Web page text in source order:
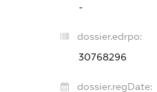
-
dossier.edrpo:
30768296
dossier.regDate: